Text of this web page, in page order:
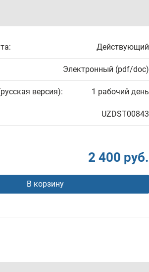
Действующий
Электронный (pdf/doc)
версия): 1 рабочий день
UZDST00843
2 400 руб.
В корзину